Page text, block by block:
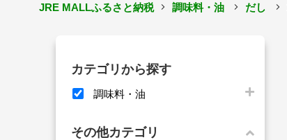
JRE MALLふるさと納税 調味料・油 だし
カテゴリから探す
調味料・油
その他カテゴリ